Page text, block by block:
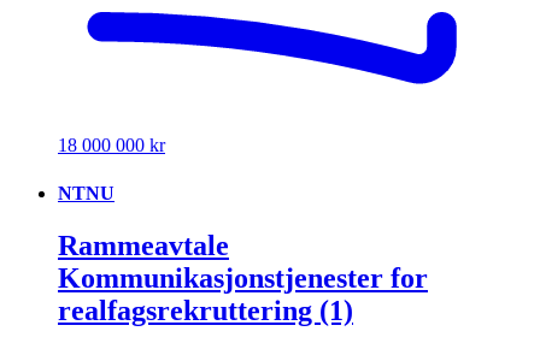
18 000 000 kr
NTNU
Rammeavtale
Kommunikasjonstjenester for
realfagsrekruttering (1)